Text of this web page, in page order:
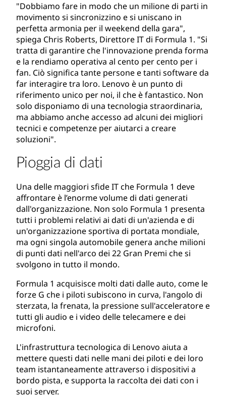
"Dobbiamo fare in modo che un milione di parti in
movimento si sincronizzino e si uniscano in
perfetta armonia per il weekend della gara",
spiega Chris Roberts, Direttore IT di Formula 1. "Si
tratta di garantire che l'innovazione prenda forma
e la rendiamo operativa al cento per cento per i
fan. Ciò significa tante persone e tanti software da
far interagire tra loro. Lenovo è un punto di
riferimento unico per noi, il che è fantastico. Non
solo disponiamo di una tecnologia straordinaria,
ma abbiamo anche accesso ad alcuni dei migliori
tecnici e competenze per aiutarci a creare
soluzioni".
Pioggia di dati
Una delle maggiori sfide IT che Formula 1 deve
affrontare è l’enorme volume di dati generati
dall'organizzazione. Non solo Formula 1 presenta
tutti i problemi relativi ai dati di un'azienda e di
un'organizzazione sportiva di portata mondiale,
ma ogni singola automobile genera anche milioni
di punti dati nell'arco dei 22 Gran Premi che si
svolgono in tutto il mondo.
Formula 1 acquisisce molti dati dalle auto, come le
forze G che i piloti subiscono in curva, l'angolo di
sterzata, la frenata, la pressione sull'acceleratore e
tutti gli audio e i video delle telecamere e dei
microfoni.
L'infrastruttura tecnologica di Lenovo aiuta a
mettere questi dati nelle mani dei piloti e dei loro
team istantaneamente attraverso i dispositivi a
bordo pista, e supporta la raccolta dei dati con i
suoi server.